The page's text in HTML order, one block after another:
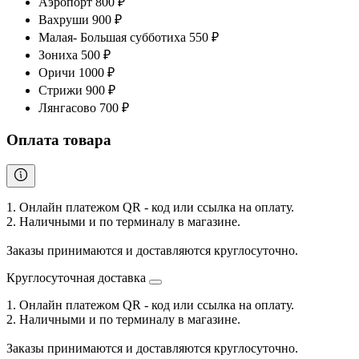
Вахруши 900 ₽
Малая- Большая субботиха 550 ₽
Зониха 500 ₽
Оричи 1000 ₽
Стрижи 900 ₽
Лянгасово 700 ₽
Оплата товара
1. Онлайн платежом QR - код или ссылка на оплату.
2. Наличными и по терминалу в магазине.
Заказы принимаются и доставляются круглосуточно.
Круглосуточная доставка
1. Онлайн платежом QR - код или ссылка на оплату.
2. Наличными и по терминалу в магазине.
Заказы принимаются и доставляются круглосуточно.